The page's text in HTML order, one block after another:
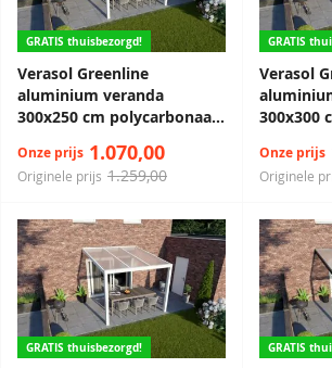
GRATIS thuisbezorgd!
Verasol Greenline
aluminium veranda
300x250 cm polycarbonaat
Originele prijs 1.259,00
Onze prijs 1.070,00
GRATIS
Verasol
300x300
Originele
Onze prijs
GRATIS thuisbezorgd! GRATIS